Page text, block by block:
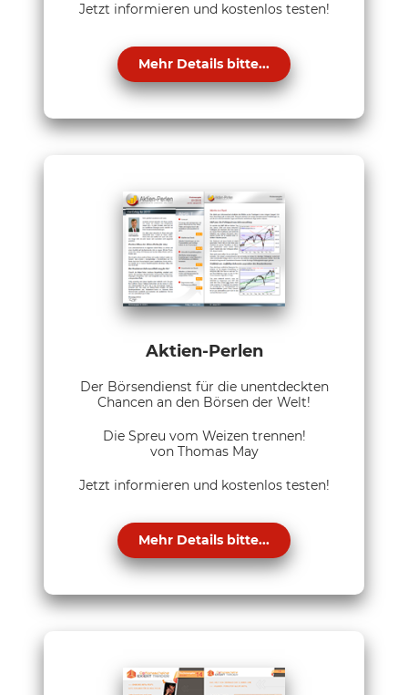
Jetzt informieren und kostenlos testen!
Mehr Details bitte...
Aktien-Perlen
Der Börsendienst für die unentdeckten
Chancen an den Börsen der Welt!
Die Spreu vom Weizen trennen!
von Thomas May
Jetzt informieren und kostenlos testen!
Mehr Details bitte...